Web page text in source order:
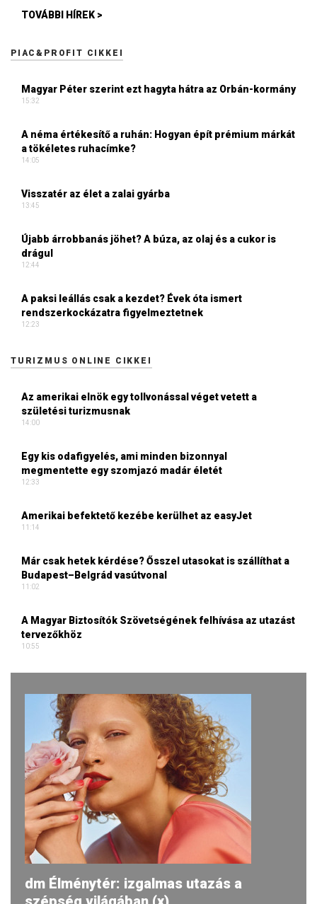
TOVÁBBI HÍREK >
PIAC&PROFIT CIKKEI
Magyar Péter szerint ezt hagyta hátra az Orbán-kormány
15:32
A néma értékesítő a ruhán: Hogyan épít prémium márkát
a tökéletes ruhacímke?
14:05
Visszatér az élet a zalai gyárba
13:45
Újabb árrobbanás jöhet? A búza, az olaj és a cukor is
drágul
12:44
A paksi leállás csak a kezdet? Évek óta ismert
rendszerkockázatra figyelmeztetnek
12:23
TURIZMUS ONLINE CIKKEI
Az amerikai elnök egy tollvonással véget vetett a
születési turizmusnak
14:00
Egy kis odafigyelés, ami minden bizonnyal
megmentette egy szomjazó madár életét
12:33
Amerikai befektető kezébe kerülhet az easyJet
11:14
Már csak hetek kérdése? Ősszel utasokat is szállíthat a
Budapest–Belgrád vasútvonal
11:02
A Magyar Biztosítók Szövetségének felhívása az utazást
tervezőkhöz
10:55
dm Élménytér: izgalmas utazás a